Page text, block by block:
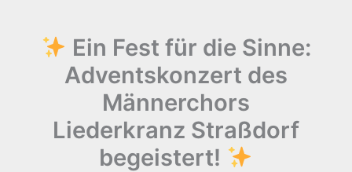
Ein Fest für die Sinne:
Adventskonzert des
Männerchors
Liederkranz Straßdorf
begeistert!